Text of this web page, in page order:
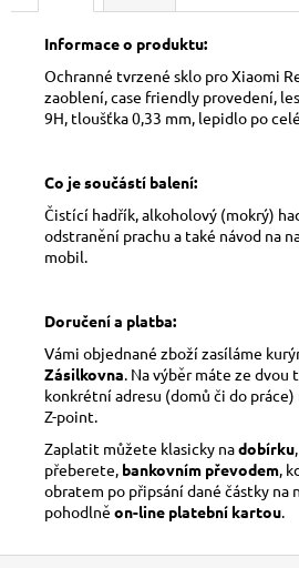
Informace o produktu:
Ochranné tvrzené sklo pro Xiaomi
zaoblení, case friendly provedení,
9H, tloušťka 0,33 mm, lepidlo po
Co je součástí balení:
Čistící hadřík, alkoholový (mokrý)
odstranění prachu a také návod na
mobil.
Doručení a platba:
Vámi objednané zboží zasíláme
Zásilkovna . Na výběr máte ze
konkrétní adresu (domů či do
Z-point.
Zaplatit můžete klasicky nadobírku
přeberete, bankovním převodem ,
obratem po připsání dané částky na
pohodlně on-line platební kartou